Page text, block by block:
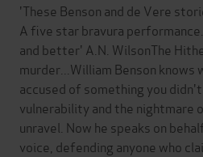
'These Benson and de Vere
A five star bravura
and better' A.N. WilsonThe
murder...William Benson knows
accused of something you
vulnerability and the nightmare
unravel. Now he speaks on
voice, defending anyone who